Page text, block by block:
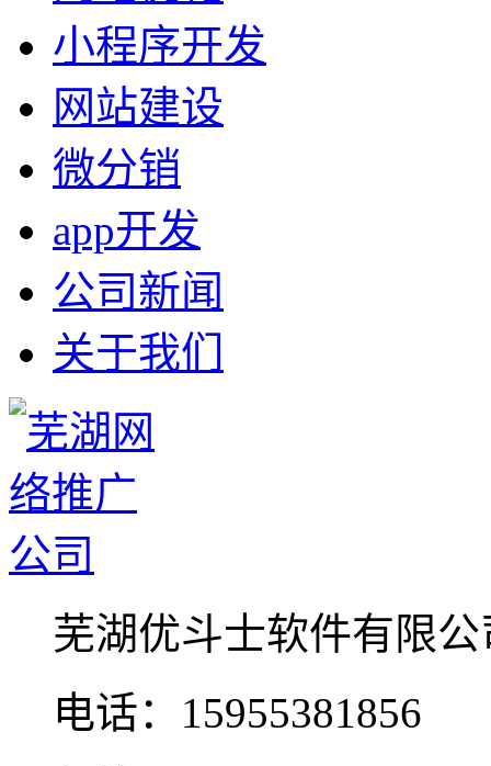
小程序开发
网站建设
微分销
app开发
公司新闻
关于我们
芜湖优斗士软件有限公
电话：15955381856